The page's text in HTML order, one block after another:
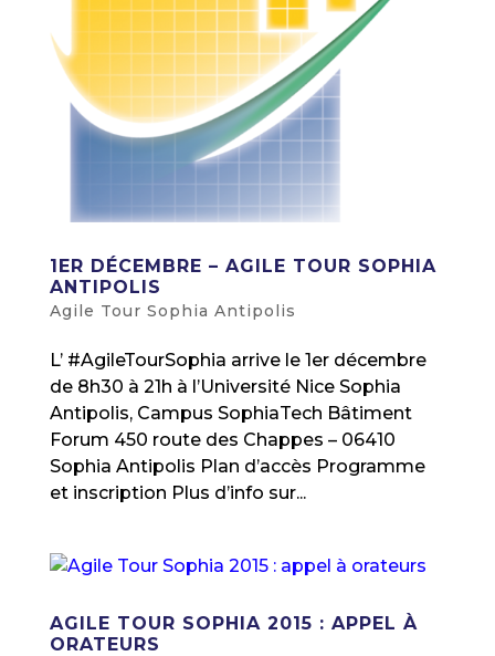
1ER DÉCEMBRE – AGILE TOUR SOPHIA
ANTIPOLIS
Agile Tour Sophia Antipolis
L’ #AgileTourSophia arrive le 1er décembre
de 8h30 à 21h à l’Université Nice Sophia
Antipolis, Campus SophiaTech Bâtiment
Forum 450 route des Chappes – 06410
Sophia Antipolis Plan d’accès Programme
et inscription Plus d’info sur...
AGILE TOUR SOPHIA 2015 : APPEL À
ORATEURS